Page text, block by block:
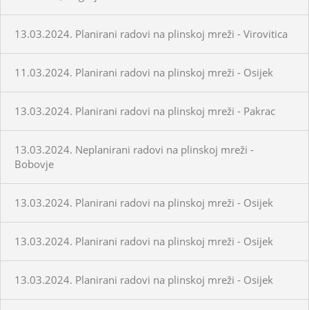
13.03.2024. Planirani radovi na plinskoj mreži - Virovitica
11.03.2024. Planirani radovi na plinskoj mreži - Osijek
13.03.2024. Planirani radovi na plinskoj mreži - Pakrac
13.03.2024. Neplanirani radovi na plinskoj mreži -
Bobovje
13.03.2024. Planirani radovi na plinskoj mreži - Osijek
13.03.2024. Planirani radovi na plinskoj mreži - Osijek
13.03.2024. Planirani radovi na plinskoj mreži - Osijek